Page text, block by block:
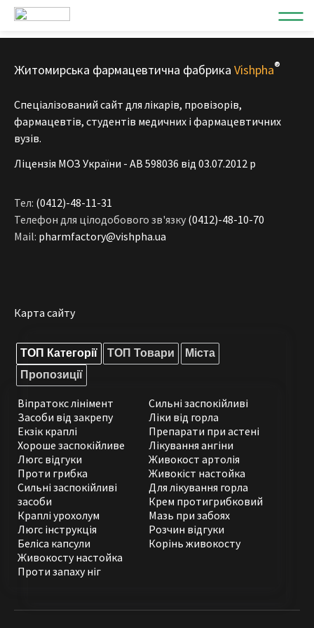
Житомирська фармацевтична фабрика Vishpha®
Спеціалізований сайт для лікарів, провізорів,
фармацевтів, студентів медичних і фармацевтичних
вузів.
Ліцензія МОЗ України - АВ 598036 від 03.07.2012 р
Тел: (0412)-48-11-31
Телефон для цілодобового зв'язку (0412)-48-10-70
Mail: pharmfactory@vishpha.ua
Карта сайту
ТОП Категорії ТОП Товари
Міста
Пропозиції
Віпратокс лінімент
Засоби від закрепу
Екзік краплі
Хороше заспокійливе
Люгс відгуки
Проти грибка
Сильні заспокійливі
Ліки від горла
Препарати при астені
Лікування ангіни
Живокост артолія
Живокіст настойка
Сильні заспокійливі
засоби
Краплі урохолум
Люгс інструкція
Беліса капсули
Живокосту настойка
Проти запаху ніг
Для лікування горла
Крем протигрибковий
Мазь при забоях
Розчин відгуки
Корінь живокосту